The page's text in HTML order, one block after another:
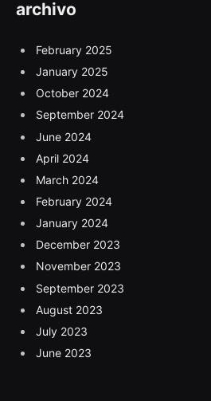
archivo
February 2025
January 2025
October 2024
September 2024
June 2024
April 2024
March 2024
February 2024
January 2024
December 2023
November 2023
September 2023
August 2023
July 2023
June 2023